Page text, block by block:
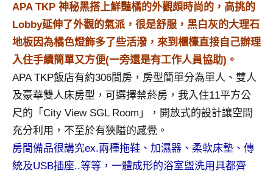
校
企
業
座、
部
落
客
及
旅
遊
雜
APA TKP 神秘黑搭上鮮豔橘的外觀頗時尚的，高挑的
Lobby延伸了外觀的氣派，很是舒服，黑白灰的大理石
地板因為橘色燈飾多了些活潑，來到櫃檯直接自己辦理
入住手續簡單又方便(一旁還是有工作人員協助)。
APA TKP飯店有約306間房，房型簡單分為單人、雙人
及豪華雙人床房型，可選擇禁菸房，我入住11平方公
尺的「City View SGL Room」，開放式的設計讓空間
充分利用，不至於有狹隘的感覺。
房間備品很講究ex.兩種拖鞋、加濕器、柔軟床墊、傳
統及USB插座..等等，一體成形的浴室盥洗用具都齊